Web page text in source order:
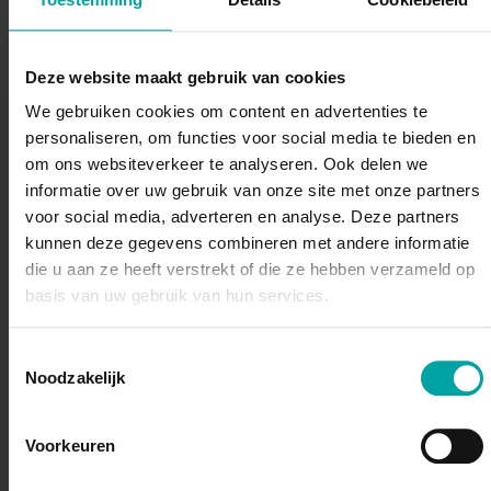
Deze website maakt gebruik van cookies
We gebruiken cookies om content en advertenties te
personaliseren, om functies voor social media te bieden en
om ons websiteverkeer te analyseren. Ook delen we
informatie over uw gebruik van onze site met onze partners
voor social media, adverteren en analyse. Deze partners
kunnen deze gegevens combineren met andere informatie
die u aan ze heeft verstrekt of die ze hebben verzameld op
basis van uw gebruik van hun services.
Noodzakelijk
Voorkeuren
Thema:
voor jouw organisatie?
Praktisch:
31 maart 2026 - online - gratis
Programma:
Ben je werkgever in de non-profitsector en wil je
sociaal engagement combineren met het
versterken van je team? Dan mag je deze online
infosessie over tewerkstelling via artikel 60§7 niet
missen. Tijdens deze lunchsessie geeft
60§7, in samenwerking met het OCMW, precies
inhoudt. Je krijgt inzicht in de voordelen voor jouw
aan de slag te gaan.